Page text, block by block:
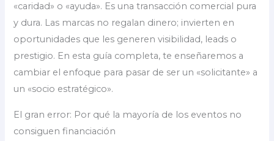
«caridad» o «ayuda». Es una transacción comercial pura
y dura. Las marcas no regalan dinero; invierten en
oportunidades que les generen visibilidad, leads o
prestigio. En esta guía completa, te enseñaremos a
cambiar el enfoque para pasar de ser un «solicitante» a
un «socio estratégico».
El gran error: Por qué la mayoría de los eventos no
consiguen financiación